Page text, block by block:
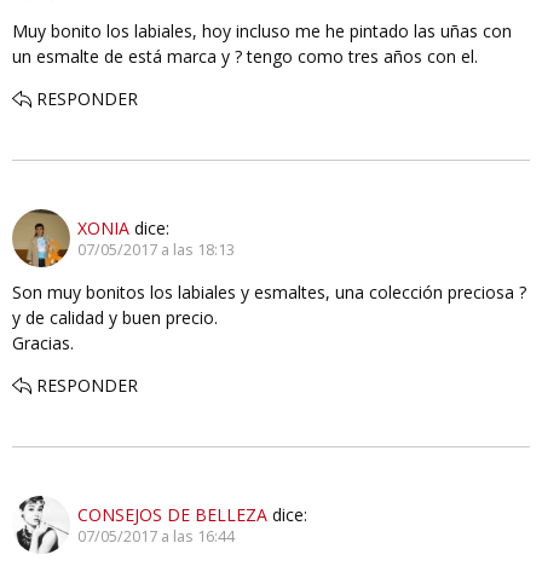
Muy bonito los labiales, hoy incluso me he pintado las uñas con
un esmalte de está marca y ? tengo como tres años con el.
RESPONDER
XONIA dice:
07/05/2017 a las 18:13
Son muy bonitos los labiales y esmaltes, una colección preciosa ?
y de calidad y buen precio.
Gracias.
RESPONDER
CONSEJOS DE BELLEZA dice:
07/05/2017 a las 16:44